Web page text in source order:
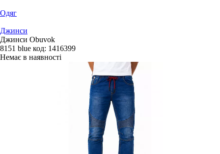
Одяг
Джинси
Джинси Obuvok
8151 blue код: 1416399
Немає в наявності